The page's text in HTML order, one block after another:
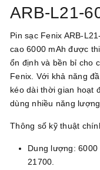
ARB-L21-
Pin sạc Fenix ARB-
cao 6000 mAh được
ổn định và bền bỉ cho
Fenix. Với khả năng
kéo dài thời gian hoạt
dùng nhiều năng
Thông số kỹ thuật
Dung lượng:
21700.